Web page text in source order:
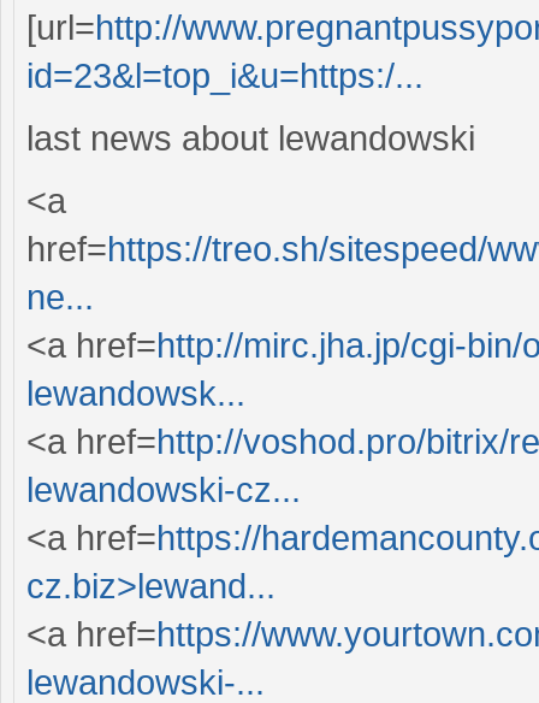
[url=http://
id=23&l=top_i&u=https:/...
last news about lewandowski
<a
href=https://treo.sh/sitespeed/
ne...
<a href=http://mirc.jha.jp/cgi-
lewandowsk...
<a href=http://voshod.pro/bitrix/
lewandowski-cz...
<a href=https://
cz.biz>lewand...
<a href=https://
lewandowski-...